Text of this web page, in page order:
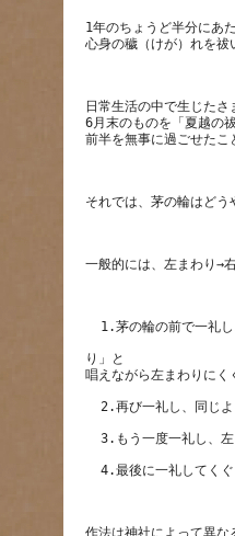
1年のちょうど半分にあ
日常生活の中で生じた
6月末のものを「夏越の
り」と